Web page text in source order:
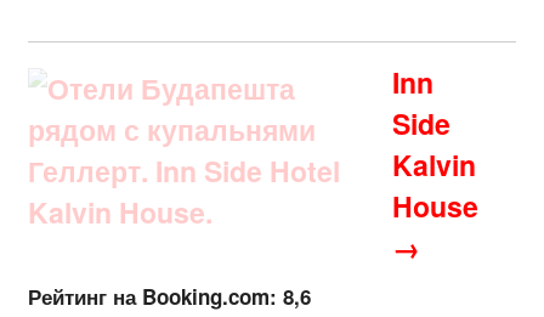
Inn
Side
Kalvin
House
→
Рейтинг на Booking.com: 8,6